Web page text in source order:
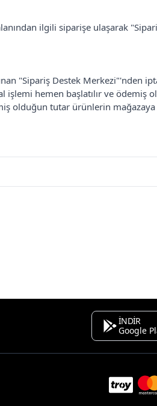
ilgili siparişe ulaşarak
"Sipariş Destek Merkezi"'nden
hemen başlatılır ve ödemiş
olduğun tutar ürünlerin
İNDİR
Google